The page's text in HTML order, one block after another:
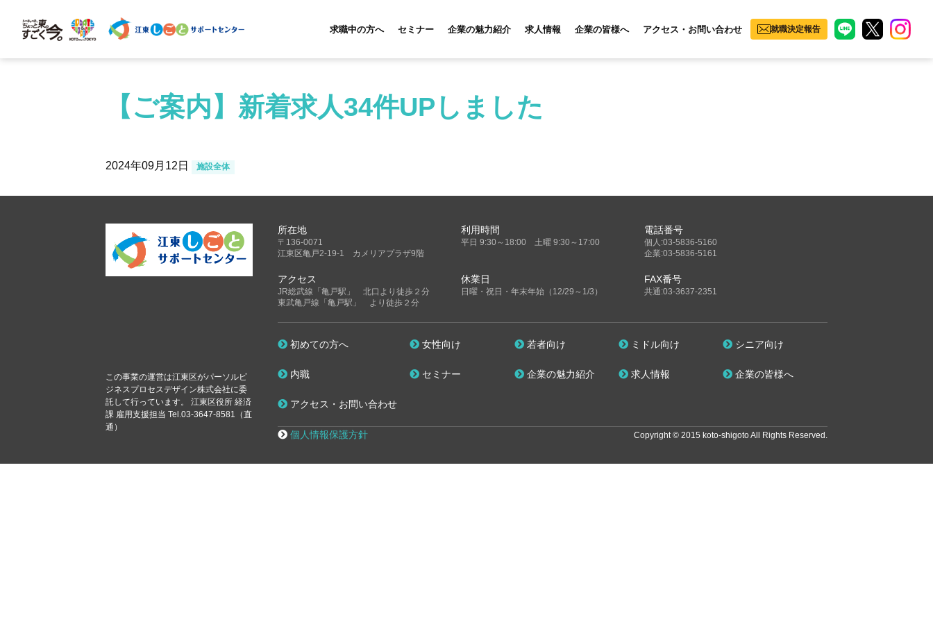
求職中の方へ セミナー 企業の魅力紹介 求人情報 企業の皆様へ アクセス・お問い合わせ 就職決定報告
【ご案内】新着求人34件UPしました
2024年09月12日 施設全体
この事業の運営は江東区がパーソルビ
ジネスプロセスデザイン株式会社に委
託して行っています。 江東区役所 経済
課 雇用支援担当 Tel.03-3647-8581（直
通）
所在地
〒136-0071
江東区亀戸2-19-1 カメリアプラザ9階
利用時間
平日 9:30～18:00 土曜 9:30～17:00
電話番号
個人:03-5836-5160
企業:03-5836-5161
アクセス
JR総武線「亀戸駅」 北口より徒歩２分
東武亀戸線「亀戸駅」 より徒歩２分
休業日
日曜・祝日・年末年始（12/29～1/3）
FAX番号
共通:03-3637-2351
初めての方へ 女性向け 若者向け ミドル向け シニア向け
内職 セミナー 企業の魅力紹介 求人情報 企業の皆様へ
アクセス・お問い合わせ
個人情報保護方針 Copyright © 2015 koto-shigoto All Rights Reserved.